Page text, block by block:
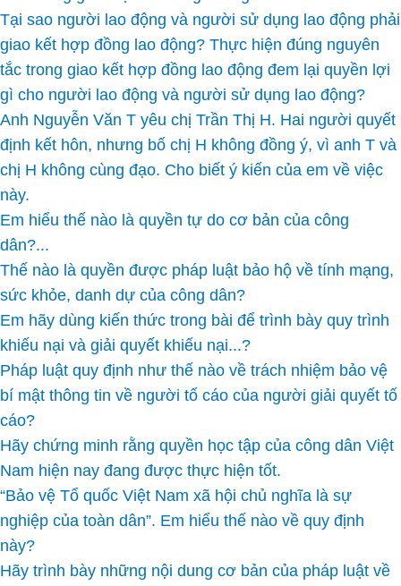
Tại sao người lao động và người sử dụng lao động phải
giao kết hợp đồng lao động? Thực hiện đúng nguyên
tắc trong giao kết hợp đồng lao động đem lại quyền lợi
gì cho người lao động và người sử dụng lao động?
Anh Nguyễn Văn T yêu chị Trần Thị H. Hai người quyết
định kết hôn, nhưng bố chị H không đồng ý, vì anh T và
chị H không cùng đạo. Cho biết ý kiến của em về việc
này.
Em hiểu thế nào là quyền tự do cơ bản của công
dân?...
Thế nào là quyền được pháp luật bảo hộ về tính mạng,
sức khỏe, danh dự của công dân?
Em hãy dùng kiến thức trong bài để trình bày quy trình
khiếu nại và giải quyết khiếu nại...?
Pháp luật quy định như thế nào về trách nhiệm bảo vệ
bí mật thông tin về người tố cáo của người giải quyết tố
cáo?
Hãy chứng minh rằng quyền học tập của công dân Việt
Nam hiện nay đang được thực hiện tốt.
“Bảo vệ Tổ quốc Việt Nam xã hội chủ nghĩa là sự
nghiệp của toàn dân”. Em hiểu thế nào về quy định
này?
Hãy trình bày những nội dung cơ bản của pháp luật về